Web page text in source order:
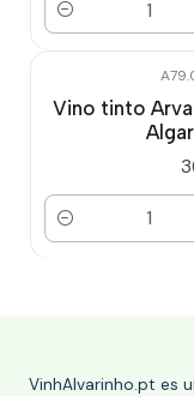
Cantidad
Vino tinto
Cantidad
VinhAlvarinho.pt es